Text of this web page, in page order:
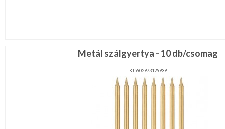
Metál szálgyertya - 10 db/csomag
KJ5902973129939